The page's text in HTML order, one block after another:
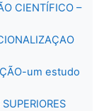
CIENTÍFICO –
um estudo